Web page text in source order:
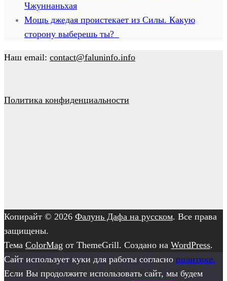
Чжуннаньхая
Мощь джедая проистекает из Силы. Какую
сторону выберешь ты?
Наш email: contact@faluninfo.info
Политика конфиденциальности
Копирайт © 2026 Фалунь Дафа на русском. Все права
защищены.
Тема ColorMag от ThemeGrill. Создано на WordPress.
Сайт использует куки для работы согласно политике.
Если Вы продолжите использовать сайт, мы будем